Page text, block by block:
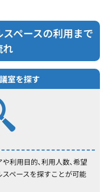
ペースの利用まで
れ
室を探す
利用目的､利用人数､希望
ペースを探すことが可能